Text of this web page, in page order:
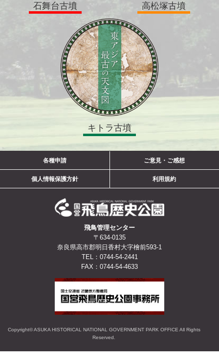
石舞台古墳 高松塚古墳
キトラ古墳
各種申請 ご意見・ご感想
個人情報保護方針 利用規約
飛鳥管理センター
〒634-0135
奈良県高市郡明日香村大字檜前593-1
TEL：0744-54-2441
FAX：0744-54-4633
Copyright© ASUKA HISTORICAL NATIONAL GOVERNMENT PARK OFFICE All Rights
Reserved.